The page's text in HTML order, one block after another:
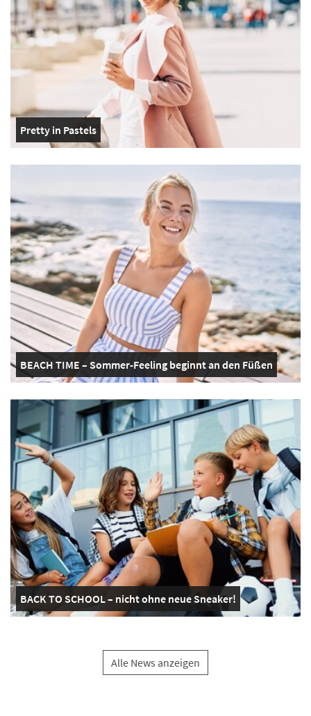
Pretty in Pastels
BEACH TIME – Sommer-Feeling beginnt an den Füßen
BACK TO SCHOOL – nicht ohne neue Sneaker!
Alle News anzeigen